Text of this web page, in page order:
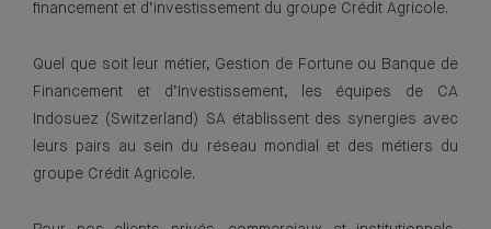
financement et d’investissement du groupe Crédit Agricole.
Quel que soit leur métier, Gestion de Fortune ou Banque de
Financement et d’Investissement, les équipes de CA
Indosuez (Switzerland) SA établissent des synergies avec
leurs pairs au sein du réseau mondial et des métiers du
groupe Crédit Agricole.